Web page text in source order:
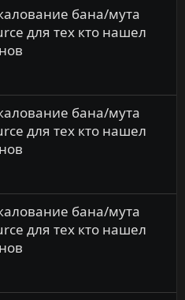
бана/мута
для тех кто нашел
бана/мута
для тех кто нашел
бана/мута
для тех кто нашел